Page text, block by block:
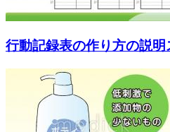
行動記録表の作り方の説明